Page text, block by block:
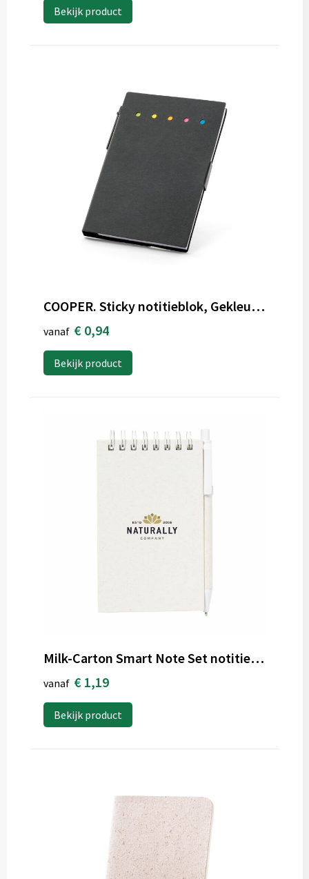
Bekijk product
COOPER. Sticky notitieblok, Gekleurd notitieblok met 6 sets
vanaf € 0,94
Bekijk product
Milk-Carton Smart Note Set notitieboek
vanaf € 1,19
Bekijk product